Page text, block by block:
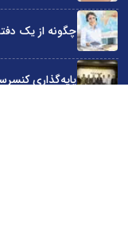
چگونه از یک
پایه‌گذاری